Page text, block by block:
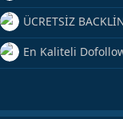
Veriyorum
ÜCRETSİZ
Hemen Yetiş!
En Kaliteli